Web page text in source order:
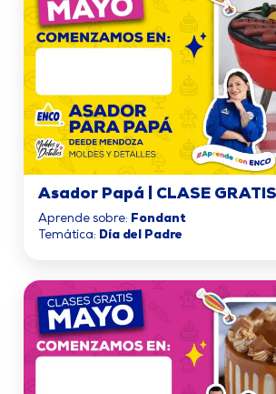
Asador Papá | CLASE GRATIS
Aprende sobre: Fondant
Temática: Día del Padre